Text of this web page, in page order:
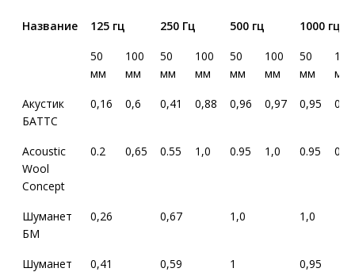
Название 125 гц 250 Гц 500 гц
1000 гц
50
мм
100
мм
50
мм
100
мм
50
мм
100
мм
50
мм
100
мм
Акустик
БАТТС
0,16 0,6 0,41 0,88 0,96 0,97 0,95
Acoustic
Wool
Concept
0.2 0,65 0.55 1,0 0.95 1,0 0.95
Шуманет
БМ
0,26 0,67 1,0 1,0
Шуманет
0,41 0,59 1 0,95